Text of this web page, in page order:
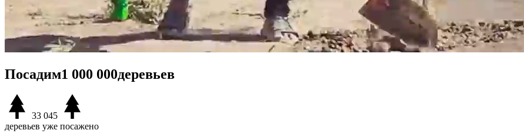
Посадим1 000 000деревьев
33 045
деревьев уже посажено